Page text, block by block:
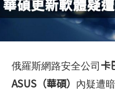
俄羅斯網路安全公司卡
ASUS（華碩） 內疑遭